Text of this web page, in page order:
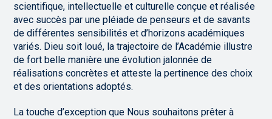
scientifique, intellectuelle et culturelle conçue et réalisée
avec succès par une pléiade de penseurs et de savants
de différentes sensibilités et d’horizons académiques
variés. Dieu soit loué, la trajectoire de l’Académie illustre
de fort belle manière une évolution jalonnée de
réalisations concrètes et atteste la pertinence des choix
et des orientations adoptés.
La touche d’exception que Nous souhaitons prêter à